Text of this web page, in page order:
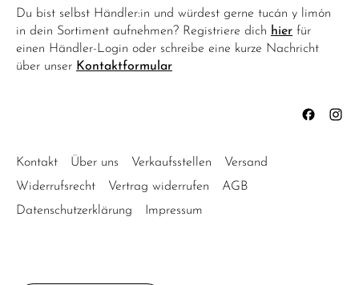
Du bist selbst Händler:in und würdest gerne tucán y limón
in dein Sortiment aufnehmen? Registriere dich hier für
einen Händler-Login oder schreibe eine kurze Nachricht
über unser Kontaktformular
Kontakt Über uns Verkaufsstellen
Versand
Widerrufsrecht
Vertrag widerrufen
AGB
Datenschutzerklärung
Impressum